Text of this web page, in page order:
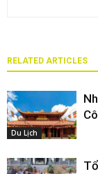
RELATED ARTICLES
Du Lịch